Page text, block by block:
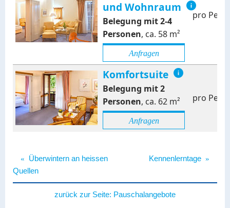
und Wohnraum
Belegung mit2-4
Personen, ca. 58 m²
Anfragen
pro
Komfortsuite
Belegung mit2
Personen, ca. 62 m²
Anfragen
pro
« Überwintern an heissen
Quellen
Kennenlerntage »
zurück zur Seite: Pauschalangebote